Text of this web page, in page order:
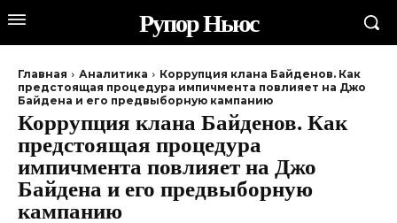
Рупор Ньюс
Главная Аналитика
Коррупция клана Байденов. Как
предстоящая процедура импичмента повлияет на Джо
Байдена и его предвыборную кампанию
Коррупция клана Байденов. Как
предстоящая процедура
импичмента повлияет на Джо
Байдена и его предвыборную
кампанию